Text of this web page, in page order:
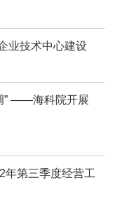
业技术中心建设
” ——海科院开展
年第三季度经营工